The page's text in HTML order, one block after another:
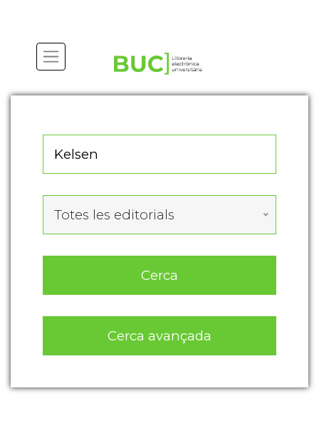
Totes les editorials
Cerca
Cerca avançada